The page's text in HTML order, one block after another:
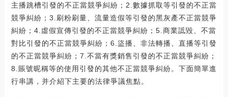
主播跳槽引發的不正當競爭糾紛；2.數據抓取等引發的不正當
競爭糾紛；3.刷粉刷量、流量造假等引發的黑灰產不正當競爭
糾紛；4.虛假宣傳引發的不正當競爭糾紛；5.商業詆毀、不當
對比引發的不正當競爭糾紛；6.盜播、非法轉播、直播等引發
的不正當競爭糾紛；7.不當有獎銷售引發的不正當競爭糾紛；
8.賬號昵稱等的使用引發的其他不正當競爭糾紛。下面簡單進
行串講，并介紹下主要的法律爭議焦點。